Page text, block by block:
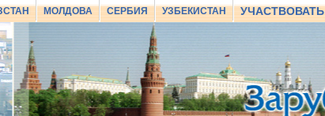
МОЛДОВА СЕРБИЯ УЗБЕКИСТАН УЧАСТВОВАТЬ